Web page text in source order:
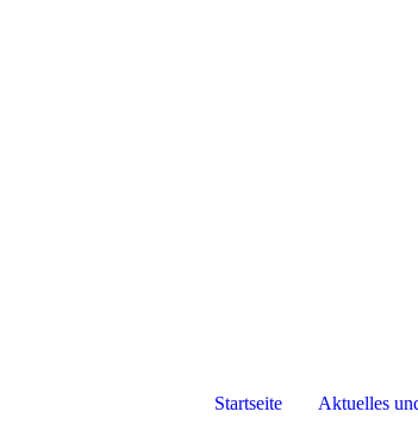
Startseite Aktuelles